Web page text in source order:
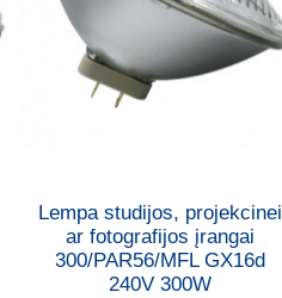
Lempa studijos, projekcinei
ar fotografijos įrangai
300/PAR56/MFL GX16d
240V 300W